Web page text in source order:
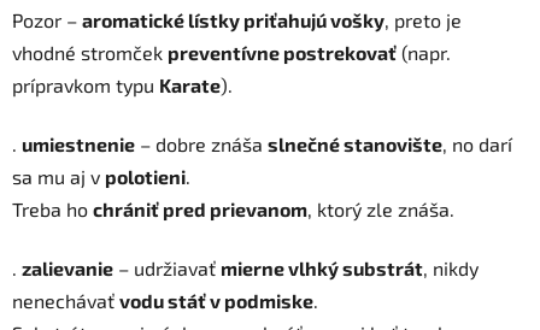
Pozor – aromatické lístky priťahujú vošky , preto je
vhodné stromček preventívne postrekovať (napr.
prípravkom typu Karate).
umiestnenie – dobre znáša slnečné stanovište , no darí
sa mu aj v polotieni
Treba ho chrániť pred prievanom , ktorý zle znáša.
zalievanie – udržiavať mierne vlhký substrát , nikdy
nenechávať vodu stáť v podmiske